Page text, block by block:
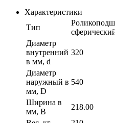
Характеристики
Тип
Диаметр
внутренний
в мм, d
320
Диаметр
наружный в
мм, D
540
Ширина в
мм, B
218.00